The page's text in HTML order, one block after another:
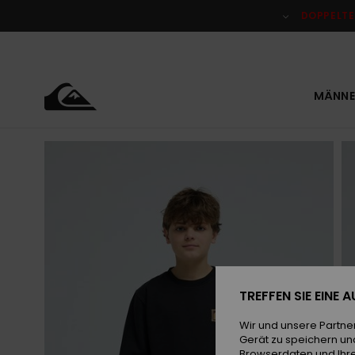
TREFFEN SIE EINE
Wir und unsere
Gerät zu speichern